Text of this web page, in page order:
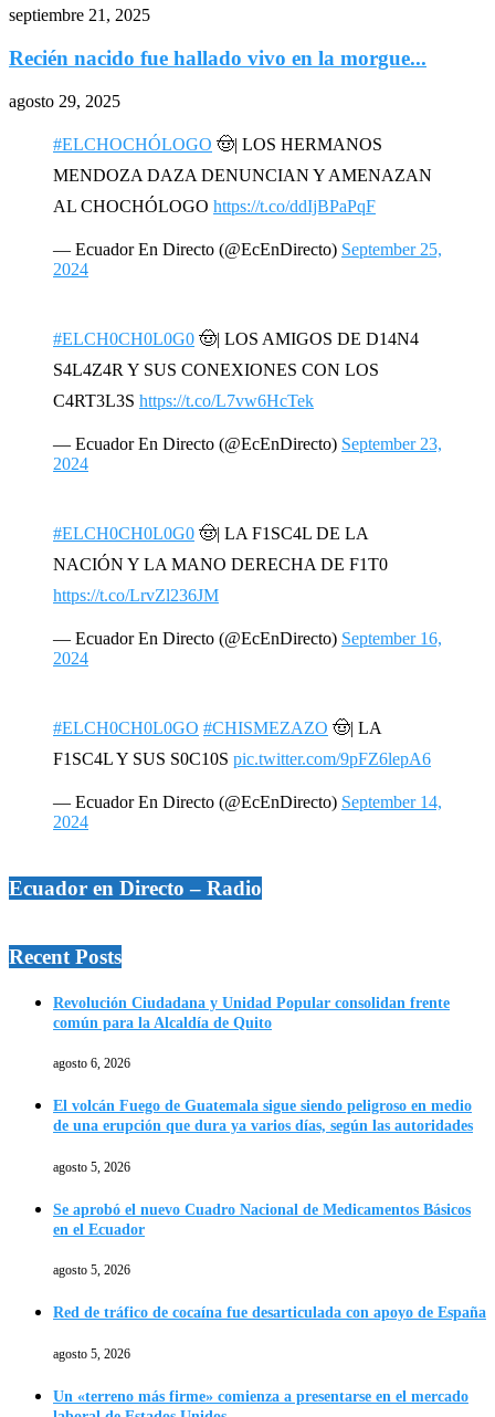
septiembre 21, 2025
Recién nacido fue hallado vivo en la morgue...
agosto 29, 2025
#ELCHOCHÓLOGO 🤠| LOS HERMANOS
MENDOZA DAZA DENUNCIAN Y AMENAZAN
AL CHOCHÓLOGO https://t.co/ddIjBPaPqF
— Ecuador En Directo (@EcEnDirecto) September 25,
2024
#ELCH0CH0L0G0 🤠| LOS AMIGOS DE D14N4
S4L4Z4R Y SUS CONEXIONES CON LOS
C4RT3L3S https://t.co/L7vw6HcTek
— Ecuador En Directo (@EcEnDirecto) September 23,
2024
#ELCH0CH0L0G0 🤠| LA F1SC4L DE LA
NACIÓN Y LA MANO DERECHA DE F1T0
https://t.co/LrvZl236JM
— Ecuador En Directo (@EcEnDirecto) September 16,
2024
#ELCH0CH0L0GO #CHISMEZAZO 🤠| LA
F1SC4L Y SUS S0C10S pic.twitter.com/9pFZ6lepA6
— Ecuador En Directo (@EcEnDirecto) September 14,
2024
Ecuador en Directo – Radio
Recent Posts
Revolución Ciudadana y Unidad Popular consolidan frente
común para la Alcaldía de Quito
agosto 6, 2026
El volcán Fuego de Guatemala sigue siendo peligroso en medio
de una erupción que dura ya varios días, según las autoridades
agosto 5, 2026
Se aprobó el nuevo Cuadro Nacional de Medicamentos Básicos
en el Ecuador
agosto 5, 2026
Red de tráfico de cocaína fue desarticulada con apoyo de España
agosto 5, 2026
Un «terreno más firme» comienza a presentarse en el mercado